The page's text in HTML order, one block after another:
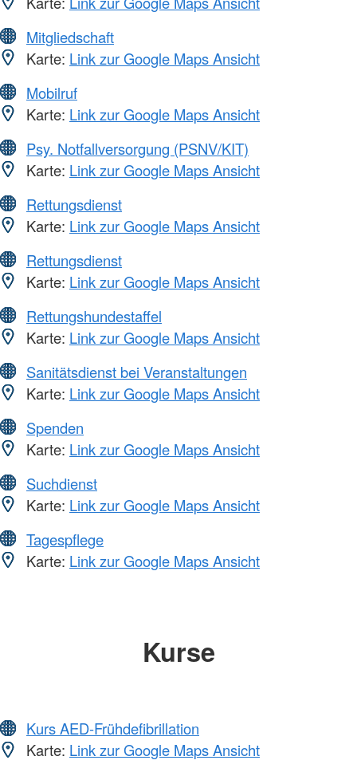
Mitgliedschaft
Karte: Link zur Google Maps Ansicht
Mobilruf
Karte: Link zur Google Maps Ansicht
Psy. Notfallversorgung (PSNV/KIT)
Karte: Link zur Google Maps Ansicht
Rettungsdienst
Karte: Link zur Google Maps Ansicht
Rettungsdienst
Karte: Link zur Google Maps Ansicht
Rettungshundestaffel
Karte: Link zur Google Maps Ansicht
Sanitätsdienst bei Veranstaltungen
Karte: Link zur Google Maps Ansicht
Spenden
Karte: Link zur Google Maps Ansicht
Suchdienst
Karte: Link zur Google Maps Ansicht
Tagespflege
Karte: Link zur Google Maps Ansicht
Kurse
Kurs AED-Frühdefibrillation
Karte: Link zur Google Maps Ansicht